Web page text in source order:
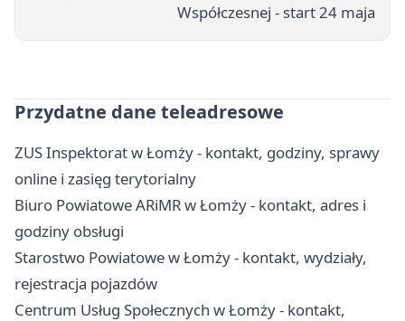
Współczesnej - start 24 maja
Przydatne dane teleadresowe
ZUS Inspektorat w Łomży - kontakt, godziny, sprawy
online i zasięg terytorialny
Biuro Powiatowe ARiMR w Łomży - kontakt, adres i
godziny obsługi
Starostwo Powiatowe w Łomży - kontakt, wydziały,
rejestracja pojazdów
Centrum Usług Społecznych w Łomży - kontakt,